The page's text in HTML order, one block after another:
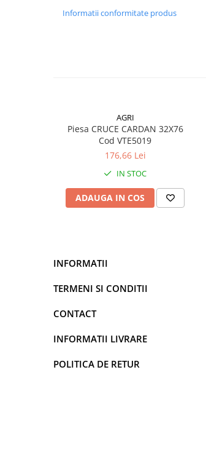
Informatii conformitate produs
AGRI
Piesa CRUCE CARDAN 32X76
Cod VTE5019
176,66 Lei
IN STOC
ADAUGA IN COS
INFORMATII
TERMENI SI CONDITII
CONTACT
INFORMATII LIVRARE
POLITICA DE RETUR